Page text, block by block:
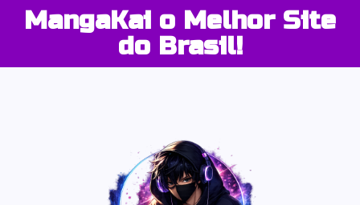
MangaKai o Melhor Site
do Brasil!